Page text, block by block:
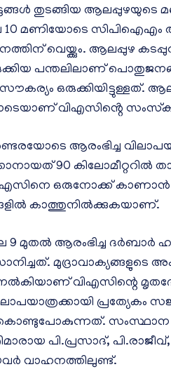
തുടങ്ങിയ
10 മണിയോടെ സിപിഐഎം
വെയ്ക്കും. ആലപ്പുഴ
പന്തലിലാണ്
ഒരുക്കിയിട്ടുള്ളത്.
വിഎസിൻ്റെ
ആരംഭിച്ച
90 കിലോമീറ്ററിൽ
ഒരുനോക്ക് കാണാൻ
കാത്തുനിൽക്കുകയാണ്.
9 മുതല്‍ ആരംഭിച്ച ദര്‍ബാര്‍
മുദ്രാവാക്യങ്ങളുടെ
വിഎസിന്റെ
പ്രത്യേകം
സംസ്ഥാന
പി.പ്രസാദ്,
വാഹനത്തിലുണ്ട്.